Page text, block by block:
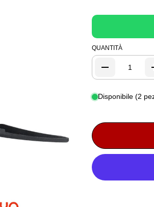
QUANTITÀ
Disponibile (2